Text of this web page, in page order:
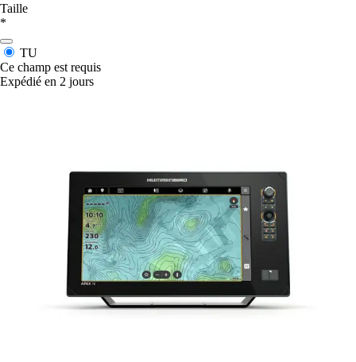
Taille
*
TU
Ce champ est requis
Expédié en 2 jours